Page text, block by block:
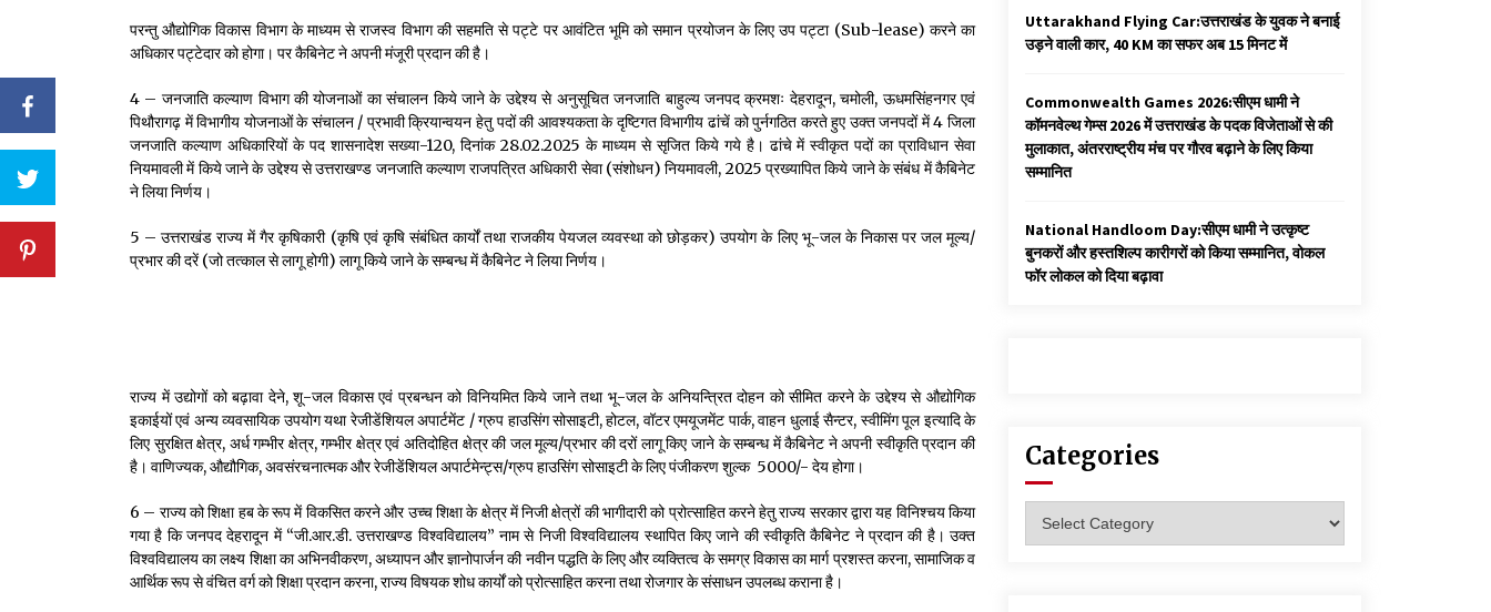
परन्तु औद्योगिक विकास विभाग के माध्यम से राजस्व विभाग की सहमति से पट्टे पर आवंटित भूमि को समान प्रयोजन के लिए उप पट्टा (Sub-lease) करने का
अधिकार पट्टेदार को होगा। पर कैबिनेट ने अपनी मंजूरी प्रदान की है।
4 – जनजाति कल्याण विभाग की योजनाओं का संचालन किये जाने के उद्देश्य से अनुसूचित जनजाति बाहुल्य जनपद क्रमशः देहरादून, चमोली, ऊधमसिंहनगर एवं
पिथौरागढ़ में विभागीय योजनाओं के संचालन / प्रभावी क्रियान्वयन हेतु पदों की आवश्यकता के दृष्टिगत विभागीय ढांचें को पुर्नगठित करते हुए उक्त जनपदों में 4 जिला
जनजाति कल्याण अधिकारियों के पद शासनादेश सख्या-120, दिनांक 28.02.2025 के माध्यम से सृजित किये गये है। ढांचे में स्वीकृत पदों का प्राविधान सेवा
नियमावली में किये जाने के उद्देश्य से उत्तराखण्ड जनजाति कल्याण राजपत्रित अधिकारी सेवा (संशोधन) नियमावली, 2025 प्रख्यापित किये जाने के संबंध में कैबिनेट
ने लिया निर्णय।
5 – उत्तराखंड राज्य में गैर कृषिकारी (कृषि एवं कृषि संबंधित कार्यों तथा राजकीय पेयजल व्यवस्था को छोड़कर) उपयोग के लिए भू-जल के निकास पर जल मूल्य/
प्रभार की दरें (जो तत्काल से लागू होगी) लागू किये जाने के सम्बन्ध में कैबिनेट ने लिया निर्णय।
राज्य में उद्योगों को बढ़ावा देने, शू-जल विकास एवं प्रबन्धन को विनियमित किये जाने तथा भू-जल के अनियन्त्रित दोहन को सीमित करने के उद्देश्य से औद्योगिक
इकाईयों एवं अन्य व्यवसायिक उपयोग यथा रेजीडेंशियल अपार्टमेंट / ग्रुप हाउसिंग सोसाइटी, होटल, वॉटर एमयूजमेंट पार्क, वाहन धुलाई सैन्टर, स्वीमिंग पूल इत्यादि के
लिए सुरक्षित क्षेत्र, अर्ध गम्भीर क्षेत्र, गम्भीर क्षेत्र एवं अतिदोहित क्षेत्र की जल मूल्य/प्रभार की दरों लागू किए जाने के सम्बन्ध में कैबिनेट ने अपनी स्वीकृति प्रदान की
है। वाणिज्यक, औद्यौगिक, अवसंरचनात्मक और रेजीडेंशियल अपार्टमेन्ट्स/ग्रुप हाउसिंग सोसाइटी के लिए पंजीकरण शुल्क ₹ 5000/- देय होगा।
6 – राज्य को शिक्षा हब के रूप में विकसित करने और उच्च शिक्षा के क्षेत्र में निजी क्षेत्रों की भागीदारी को प्रोत्साहित करने हेतु राज्य सरकार द्वारा यह विनिश्चय किया
गया है कि जनपद देहरादून में “जी.आर.डी. उत्तराखण्ड विश्वविद्यालय” नाम से निजी विश्वविद्यालय स्थापित किए जाने की स्वीकृति कैबिनेट ने प्रदान की है। उक्त
विश्वविद्यालय का लक्ष्य शिक्षा का अभिनवीकरण, अध्यापन और ज्ञानोपार्जन की नवीन पद्धति के लिए और व्यक्तित्व के समग्र विकास का मार्ग प्रशस्त करना, सामाजिक व
आर्थिक रूप से वंचित वर्ग को शिक्षा प्रदान करना, राज्य विषयक शोध कार्यों को प्रोत्साहित करना तथा रोजगार के संसाधन उपलब्ध कराना है।
Uttarakhand Flying Car:उत्तराखंड के युवक ने बनाई
उड़ने वाली कार, 40 KM का सफर अब 15 मिनट में
Commonwealth Games 2026:सीएम धामी ने
कॉमनवेल्थ गेम्स 2026 में उत्तराखंड के पदक विजेताओं से की
मुलाकात, अंतरराष्ट्रीय मंच पर गौरव बढ़ाने के लिए किया
सम्मानित
National Handloom Day:सीएम धामी ने उत्कृष्ट
बुनकरों और हस्तशिल्प कारीगरों को किया सम्मानित, वोकल
फॉर लोकल को दिया बढ़ावा
Categories